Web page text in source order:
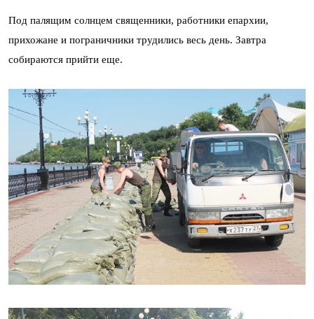
Под палящим солнцем священники, работники епархии,
прихожане и пограничники трудились весь день. Завтра
собираются прийти еще.